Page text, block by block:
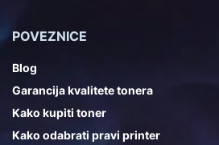
POVEZNICE
Blog
Garancija kvalitete tonera
Kako kupiti toner
Kako odabrati pravi printer